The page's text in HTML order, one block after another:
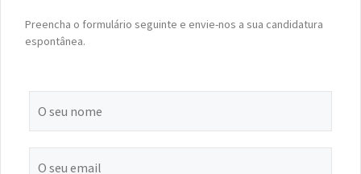
Preencha o formulário seguinte e envie-nos a sua candidatura
espontânea.